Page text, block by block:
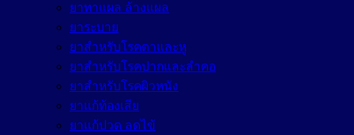
ยาทาแผล ล้างแผล
ยาระบาย
ยาสำหรับโรคตาและหู
ยาสำหรับโรคปากและลำคอ
ยาสำหรับโรคผิวหนัง
ยาแก้ท้องเสีย
ยาแก้ปวด ลดไข้